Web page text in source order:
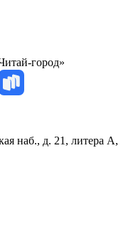
город»
наб., д. 21, литера А,